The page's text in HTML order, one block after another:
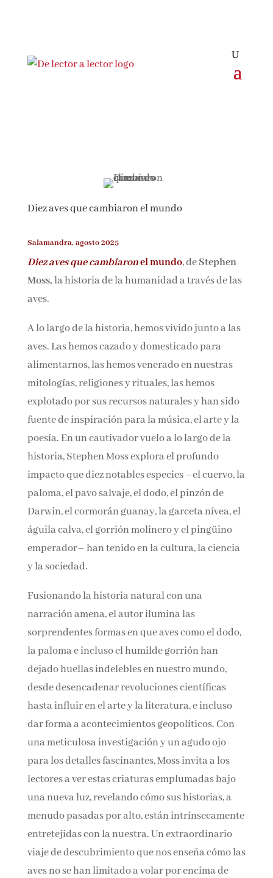
Diez aves que cambiaron el mundo
Salamandra, agosto 2025
Diez aves que cambiaronel mundo, deStephen
Moss,la historia de la humanidad a través de
las aves.
A lo largo de la historia, hemos vivido junto a
las aves. Las hemos cazado y domesticado para
alimentarnos, las hemos venerado en nuestras
mitologías, religiones y rituales, las hemos
explotado por sus recursos naturales y han
sido fuente de inspiración para la música, el
arte y la poesía. En un cautivador vuelo a lo
largo de la historia, Stephen Moss explora el
profundo impacto que diez notables especies –
el cuervo, la paloma, el pavo salvaje, el dodo, el
pinzón de Darwin, el cormorán guanay, la
garceta nívea, el águila calva, el gorrión
molinero y el pingüino emperador– han tenido
en la cultura, la ciencia y la sociedad.
Fusionando la historia natural con una
narración amena, el autor ilumina las
sorprendentes formas en que aves como el
dodo, la paloma e incluso el humilde gorrión
han dejado huellas indelebles en nuestro
mundo, desde desencadenar revoluciones
científicas hasta influir en el arte y la
literatura, e incluso dar forma a
acontecimientos geopolíticos. Con una
meticulosa investigación y un agudo ojo para
los detalles fascinantes, Moss invita a los
lectores a ver estas criaturas emplumadas bajo
una nueva luz, revelando cómo sus historias, a
menudo pasadas por alto, están
intrínsecamente entretejidas con la nuestra.
Un extraordinario viaje de descubrimiento que
¡Suscríbete y No Te Pierdas
literatura y recibe las últimas noticias y
reseñas directamente en tu bandeja de entrada.
Nombre*
Email*
de privacidad
CLOSE